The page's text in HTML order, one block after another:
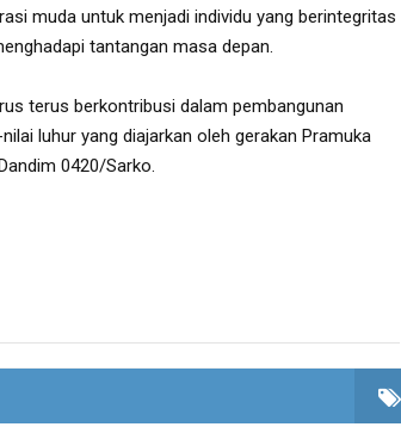
muda untuk menjadi individu yang berintegritas
tantangan masa depan.
terus berkontribusi dalam pembangunan
luhur yang diajarkan oleh gerakan Pramuka
0420/Sarko.